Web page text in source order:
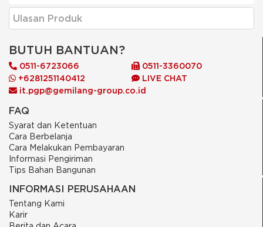
Ulasan Produk
BUTUH BANTUAN?
0511-6723066
0511-3360070
+6281251140412
LIVE CHAT
it.pgp@gemilang-group.co.id
FAQ
Syarat dan Ketentuan
Cara Berbelanja
Cara Melakukan Pembayaran
Informasi Pengiriman
Tips Bahan Bangunan
INFORMASI PERUSAHAAN
Tentang Kami
Karir